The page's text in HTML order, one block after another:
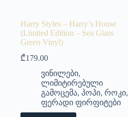
Harry Styles – Harry’s House
(Limited Edition – Sea Glass
Green Vinyl)
₾179.00
ვინილები,
ლიმიტირებული
გამოცემა, პოპი, როკი,
ფერადი ფირფიტები